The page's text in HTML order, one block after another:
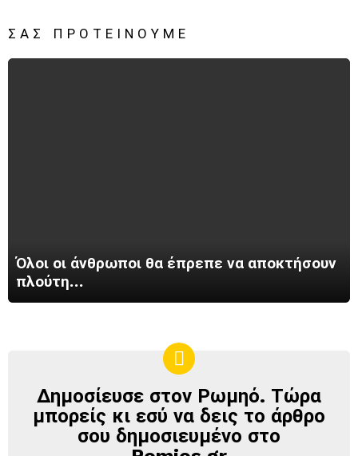
ΣΑΣ ΠΡΟΤΕΊΝΟΥΜΕ
Όλοι οι άνθρωποι θα έπρεπε να αποκτήσουν
πλούτη…
ΔΗΜΟΣΊΕΥΣΕ
ΣΤΟΝ
ΡΩΜΗΌ
Δημοσίευσε στον Ρωμηό. Τώρα
μπορείς κι εσύ να δεις το άρθρο
σου δημοσιευμένο στο